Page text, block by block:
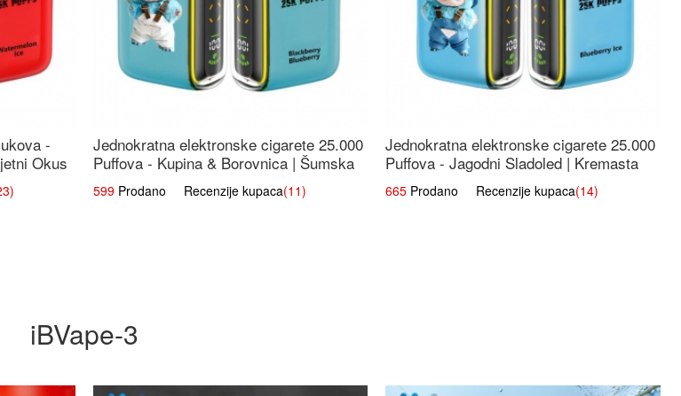
-
Okus
Jednokratna elektronske cigarete 25.000
Puffova - Kupina & Borovnica | Šumska
Voćna Mješavina
599Prodano Recenzije kupaca(11)
Jednokratna elektronske cigarete 25.000
Puffova - Jagodni Sladoled | Kremasta
Slatka Okus
665 Prodano Recenzije kupaca(14)
iBVape-3